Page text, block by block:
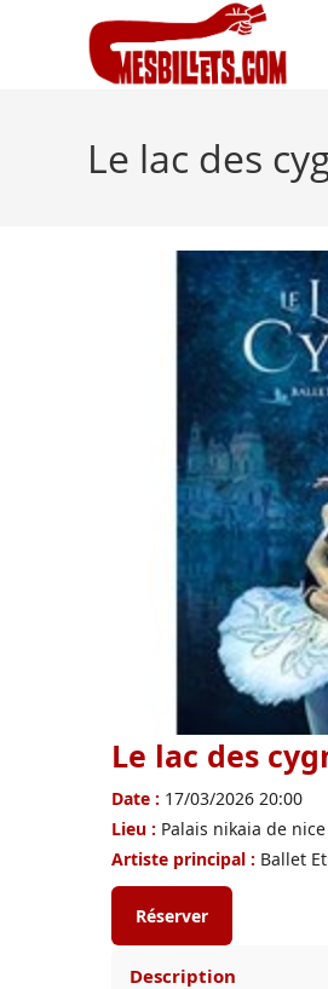
Le lac des
Le lac des
Date : 17/03/2026 20:00
Lieu : Palais nikaia de
Artiste principal : Ballet
Réserver
Description